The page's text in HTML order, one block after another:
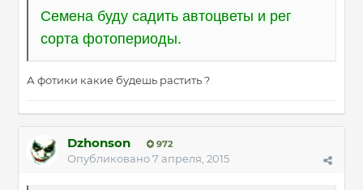
Семена буду садить автоцветы и рег
сорта фотопериоды.
А фотики какие будешь растить ?
Dzhonson 972
Опубликовано7 апреля, 2015